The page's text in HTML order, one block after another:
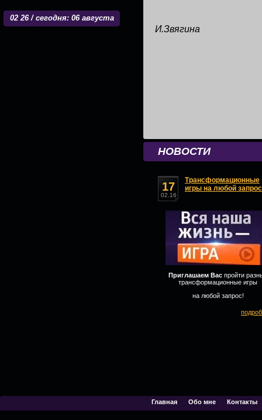
02:26 / сегодня: 06 августа
И.Звягина
НОВОСТИ
17
02.16
Трансформационные
игры на любой
Приглашаем Вас пройти
трансформационные игры
на любой запрос!
Главная Обо мне Контакты